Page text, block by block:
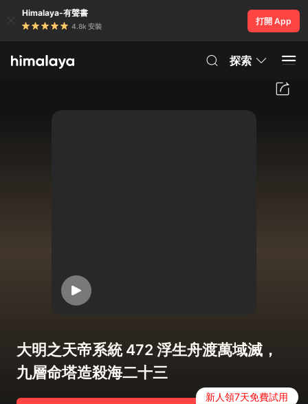
Himalaya-有聲書
4.8k 安裝
打開 App
探索
大明之天帝系統 472 浮生舟渡萬域滅，
九層命塔造殺海二十三
新人領7天免費試用